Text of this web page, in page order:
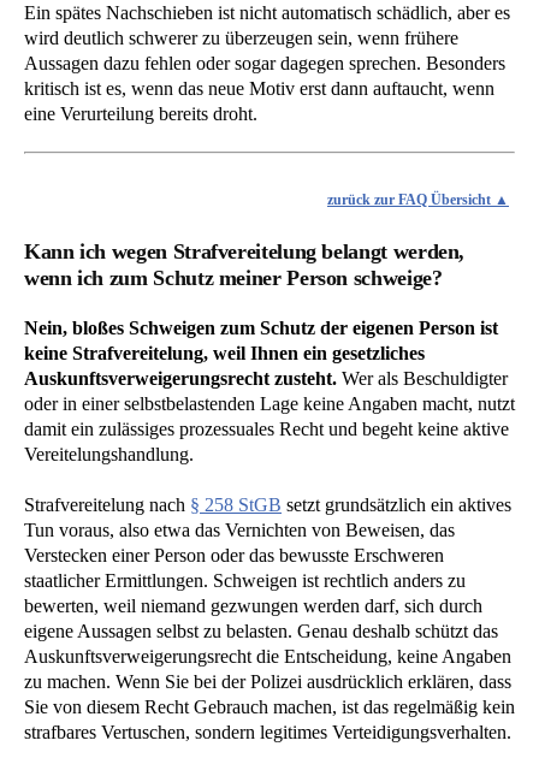
Ein spätes Nachschieben ist nicht automatisch schädlich, aber es
wird deutlich schwerer zu überzeugen sein, wenn frühere
Aussagen dazu fehlen oder sogar dagegen sprechen. Besonders
kritisch ist es, wenn das neue Motiv erst dann auftaucht, wenn
eine Verurteilung bereits droht.
zurück zur FAQ Übersicht
Kann ich wegen Strafvereitelung belangt werden,
wenn ich zum Schutz meiner Person schweige?
Nein, bloßes Schweigen zum Schutz der eigenen Person ist
keine Strafvereitelung, weil Ihnen ein gesetzliches
Auskunftsverweigerungsrecht zusteht. Wer als Beschuldigter
oder in einer selbstbelastenden Lage keine Angaben macht, nutzt
damit ein zulässiges prozessuales Recht und begeht keine aktive
Vereitelungshandlung.
Strafvereitelung nach § 258 StGB setzt grundsätzlich ein aktives
Tun voraus, also etwa das Vernichten von Beweisen, das
Verstecken einer Person oder das bewusste Erschweren
staatlicher Ermittlungen. Schweigen ist rechtlich anders zu
bewerten, weil niemand gezwungen werden darf, sich durch
eigene Aussagen selbst zu belasten. Genau deshalb schützt das
Auskunftsverweigerungsrecht die Entscheidung, keine Angaben
zu machen. Wenn Sie bei der Polizei ausdrücklich erklären, dass
Sie von diesem Recht Gebrauch machen, ist das regelmäßig kein
strafbares Vertuschen, sondern legitimes Verteidigungsverhalten.